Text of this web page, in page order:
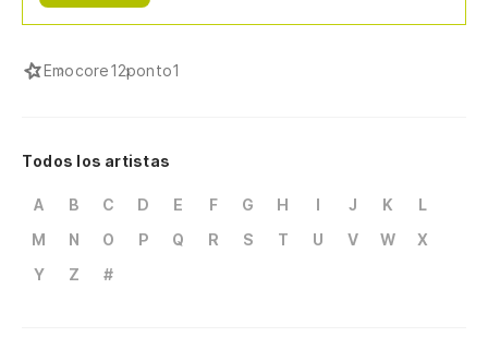
Emocore12ponto1
Todos los artistas
A B C D E F G H I J K
L
M
N O P Q R S T U V W
X
Y
Z #